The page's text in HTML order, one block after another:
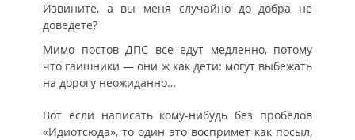
Извините, а вы меня случайно до добра не
доведете?
Мимо постов ДПС все едут медленно, потому
что гаишники — они ж как дети: могут выбежать
на дорогу неожиданно…
Вот если написать кому-нибудь без пробелов
«Идиотсюда», то один это воспримет как посыл,